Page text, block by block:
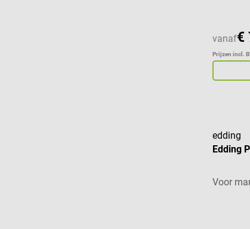
vanaf€
Prijzen incl.
edding
Edding
Voor